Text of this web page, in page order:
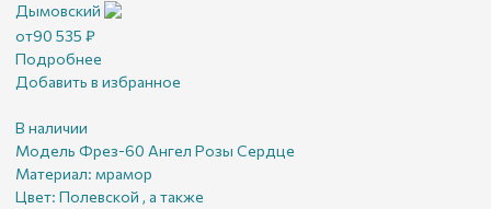
Дымовский
от90 535 ₽
Подробнее
Добавить в избранное
В наличии
Модель Фрез-60 Ангел Розы Сердце
Материал: мрамор
Цвет: Полевской , а также